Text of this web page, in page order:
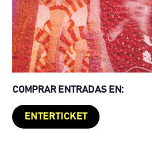
COMPRAR ENTRADAS EN:
ENTERTICKET